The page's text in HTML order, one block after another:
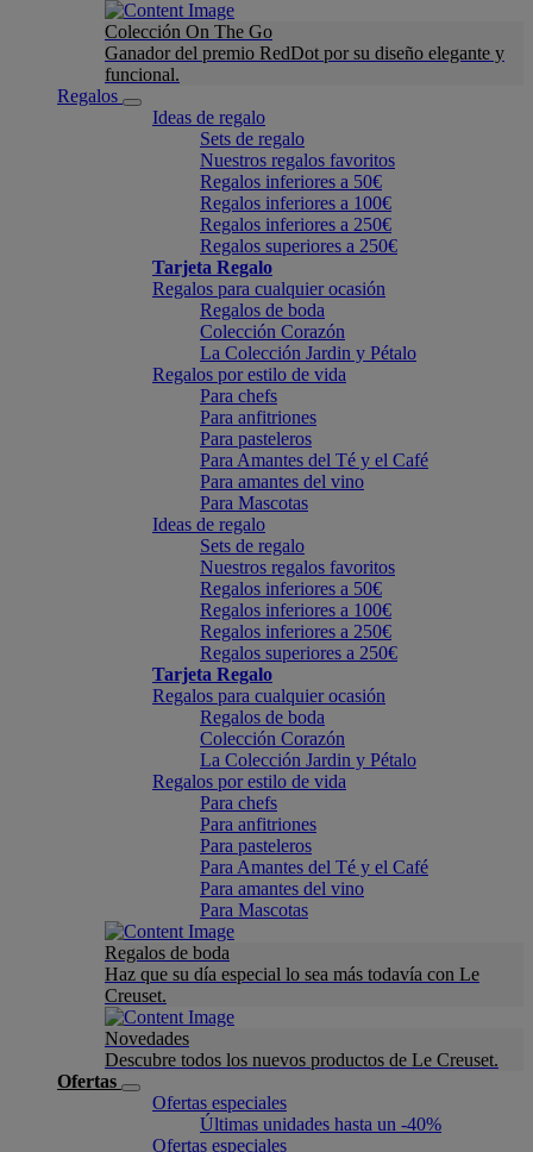
Colección On The Go
Ganador del premio RedDot por su diseño elegante y
funcional.
Regalos
Ideas de regalo
Sets de regalo
Nuestros regalos favoritos
Regalos inferiores a 50€
Regalos inferiores a 100€
Regalos inferiores a 250€
Regalos superiores a 250€
Tarjeta Regalo
Regalos para cualquier ocasión
Regalos de boda
Colección Corazón
La Colección Jardin y Pétalo
Regalos por estilo de vida
Para chefs
Para anfitriones
Para pasteleros
Para Amantes del Té y el Café
Para amantes del vino
Para Mascotas
Ideas de regalo
Sets de regalo
Nuestros regalos favoritos
Regalos inferiores a 50€
Regalos inferiores a 100€
Regalos inferiores a 250€
Regalos superiores a 250€
Tarjeta Regalo
Regalos para cualquier ocasión
Regalos de boda
Colección Corazón
La Colección Jardin y Pétalo
Regalos por estilo de vida
Para chefs
Para anfitriones
Para pasteleros
Para Amantes del Té y el Café
Para amantes del vino
Para Mascotas
Regalos de boda
Haz que su día especial lo sea más todavía con Le
Creuset.
Novedades
Descubre todos los nuevos productos de Le Creuset.
Ofertas
Ofertas especiales
Últimas unidades hasta un -40%
Ofertas especiales